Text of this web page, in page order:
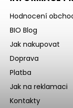
Hodnocení
BIO Blog
Jak nakupovat
Doprava
Platba
Jak na reklamaci
Kontakty